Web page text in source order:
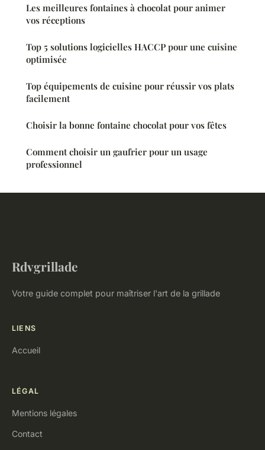
Les meilleures fontaines à chocolat pour animer
vos réceptions
Top 5 solutions logicielles HACCP pour une cuisine
optimisée
Top équipements de cuisine pour réussir vos plats
facilement
Choisir la bonne fontaine chocolat pour vos fêtes
Comment choisir un gaufrier pour un usage
professionnel
Rdvgrillade
Votre guide complet pour maîtriser l'art de la grillade
LIENS
Accueil
LÉGAL
Mentions légales
Contact